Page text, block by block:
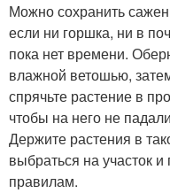
Можно сохранить
если ни горшка, ни в
пока нет времени.
влажной ветошью,
спрячьте растение в
чтобы на него не
Держите растения в
выбраться на участок
правилам.